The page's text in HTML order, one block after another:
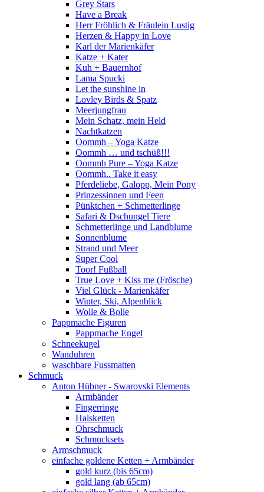
Grey Stars
Have a Break
Herr Fröhlich & Fräulein Lustig
Herzen & Happy in Love
Karl der Marienkäfer
Katze + Kater
Kuh + Bauernhof
Lama Spucki
Let the sunshine in
Lovley Birds & Spatz
Meerjungfrau
Mein Schatz, mein Held
Nachtkatzen
Oommh – Yoga Katze
Oommh … und tschüß!!!
Oommh Pure – Yoga Katze
Oommh.. Take it easy
Pferdeliebe, Galopp, Mein Pony
Prinzessinnen und Feen
Pünktchen + Schmetterlinge
Safari & Dschungel Tiere
Schmetterlinge und Landblume
Sonnenblume
Strand und Meer
Super Cool
Toor! Fußball
True Love + Kiss me (Frösche)
Viel Glück - Marienkäfer
Winter, Ski, Alpenblick
Wolle & Bolle
Pappmache Figuren
Pappmache Engel
Schneekugel
Wanduhren
waschbare Fussmatten
Schmuck
Anton Hübner - Swarovski Elements
Armbänder
Fingerringe
Halsketten
Ohrschmuck
Schmucksets
Armschmuck
einfache goldene Ketten + Armbänder
gold kurz (bis 65cm)
gold lang (ab 65cm)